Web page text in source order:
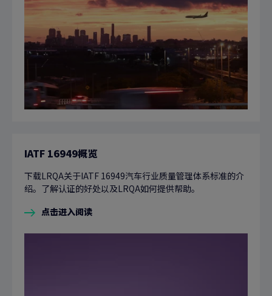
IATF 16949概览
下载LRQA关于IATF 16949汽车行业质量管理体系标准的介
绍。了解认证的好处以及LRQA如何提供帮助。
点击进入阅读